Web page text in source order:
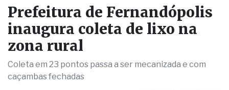
SERVIÇOS
Prefeitura de Fernandópolis
inaugura coleta de lixo na
zona rural